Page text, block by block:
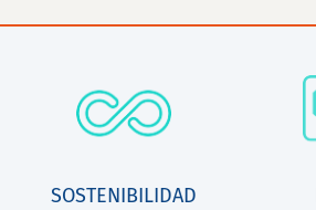
SOSTENIBILIDAD